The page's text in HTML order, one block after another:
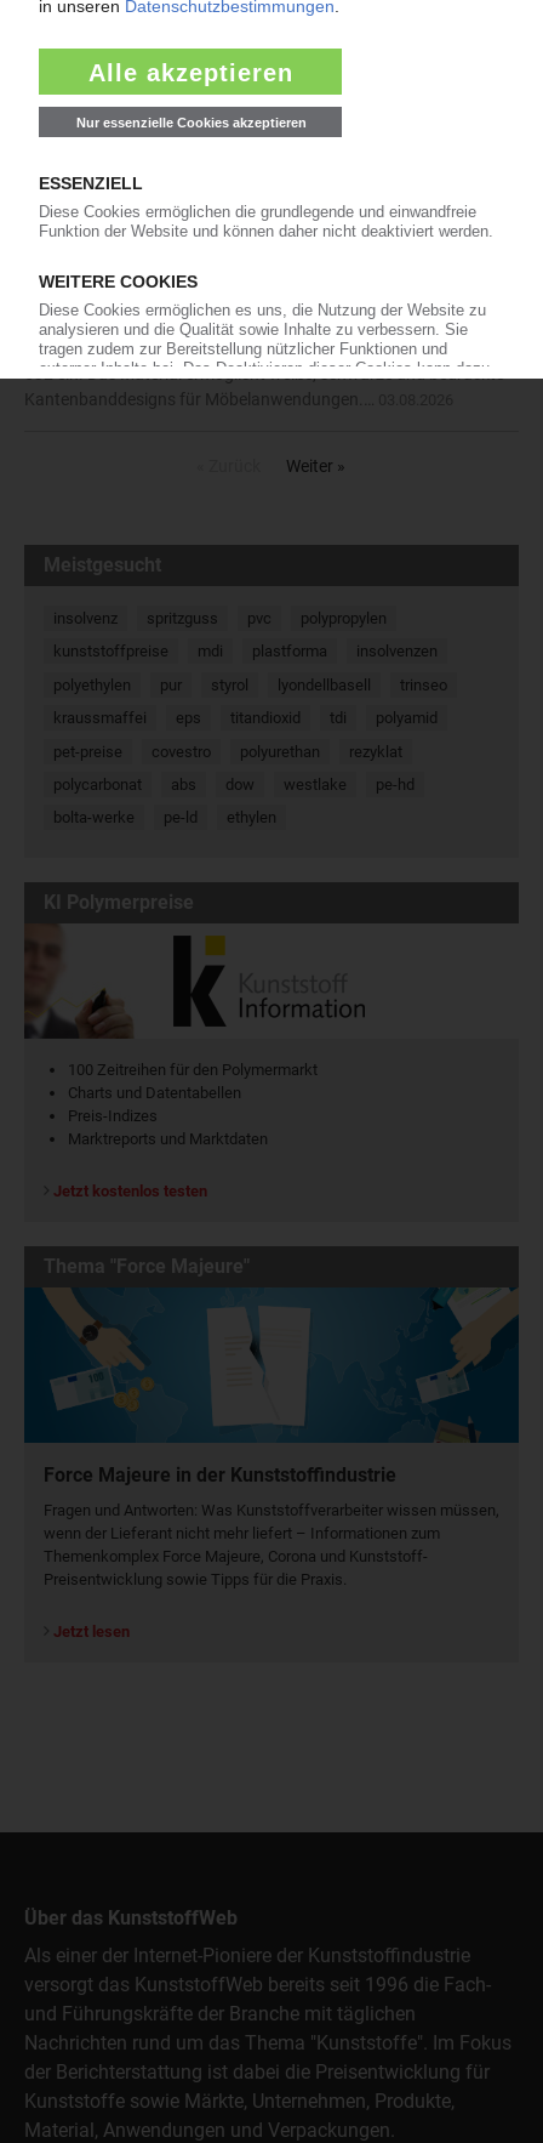
Arburg: Spitzgießmaschinenbauer steht
Konsolidierung im Kunststoff-Maschinenbau:
Für einen nicht genannten Preis will Arburg den
kleineren Wettbewerber Stork IMM erwerben.
Ineos Styrolution: Flexibel bei Farben,
Oberflächen und Texturen
setzt das für anspruchsvolle
Extrusionsprozesse entwickelte mABS Lustran
Kantenbanddesigns für Möbelanwendungen.…
Weiter »
Meistgesucht
insolvenz spritzguss pvc
polypropylen
kunststoffpreise
mdi plastforma
insolvenzen
polyethylen
pur styrol lyondellbasell
trinseo
kraussmaffei
eps titandioxid tdi
polyamid
pet-preise
covestro polyurethan
rezyklat
polycarbonat
abs dow westlake
pe-hd
bolta-werke
pe-ld ethylen
KI Polymerpreise
100 Zeitreihen für den Polymermarkt
Charts und Datentabellen
Preis-Indizes
Marktreports und Marktdaten
Jetzt kostenlos testen
Thema "Force Majeure"
Force Majeure in der Kunststoffindustrie
Fragen und Antworten: Was Kunst­stoff­verarbeiter wissen müssen,
wenn der Lieferant nicht mehr liefert – Informationen zum
Themenkomplex Force Majeure, Corona und Kunststoff-
Preisentwicklung sowie Tipps für die Praxis.
Jetzt lesen
Über das KunststoffWeb
Als einer der Internet-Pioniere der Kunststoffindustrie
versorgt das KunststoffWeb bereits seit 1996 die Fach-
und Führungskräfte der Branche mit täglichen
Nachrichten rund um das Thema "Kunststoffe". Im Fokus
der Berichterstattung ist dabei die Preisentwicklung für
Kunststoffe sowie Märkte, Unternehmen, Produkte,
Material, Anwendungen und Verpackungen.